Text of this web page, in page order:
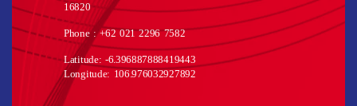
16820
Phone : +62 021 2296 7582
Latitude: -6.396887888419443
Longitude: 106.976032927892